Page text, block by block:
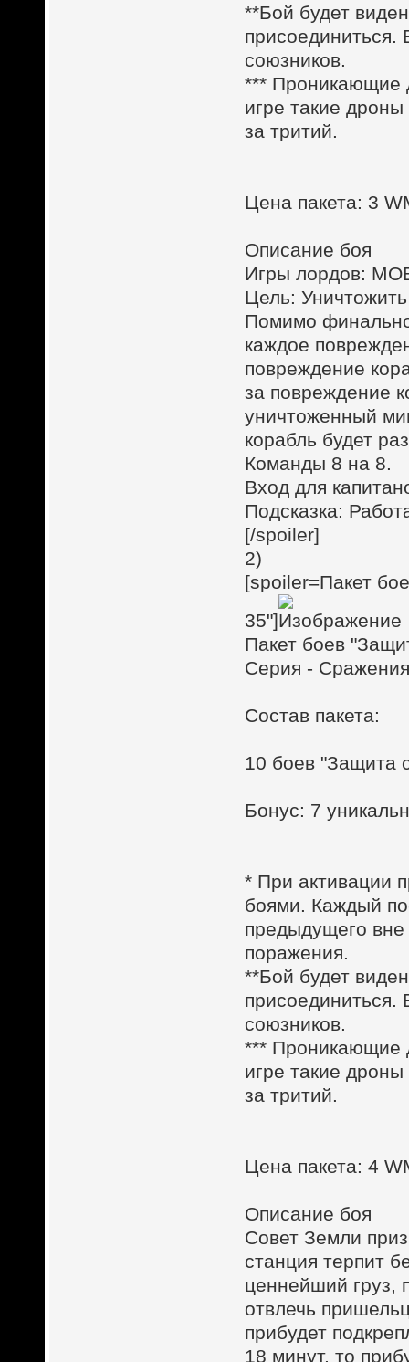
**Бой будет
присоединиться.
союзников.
*** Проникающие
игре такие
за тритий.
Цена пакета: 3
Описание боя
Игры лордов:
Цель:
Помимо
каждое
повреждение
за повреждение
уничтоженный
корабль будет
Команды 8 на 8.
Вход для
Подсказка:
[/spoiler]
2)
[spoiler=Пакет
35"]
Пакет боев
Серия -
Состав пакета:
10 боев "Защита
Бонус: 7
* При активации
боями. Каждый
предыдущего вне
поражения.
**Бой будет
присоединиться.
союзников.
*** Проникающие
игре такие
за тритий.
Цена пакета: 4
Описание боя
Совет Земли
станция терпит
ценнейший груз,
отвлечь
прибудет
18 минут, то